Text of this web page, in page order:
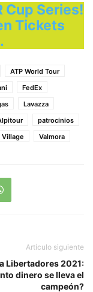
Cup Series!
Tickets
ATP World Tour
FedEx
Lavazza
patrocinios
Valmora
Artículo siguiente
Libertadores 2021:
dinero se lleva el
campeón?